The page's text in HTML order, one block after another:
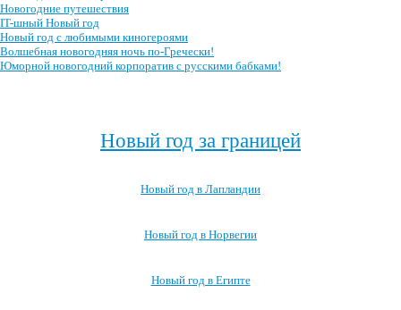
Новогодние путешествия
IT-шный Новый год
Новый год с любимыми киногероями
Волшебная новогодняя ночь по-Гречески!
Юморной новогодний корпоратив с русскими бабками!
Новый год за границей
Новый год в Лапландии
Новый год в Норвегии
Новый год в Египте